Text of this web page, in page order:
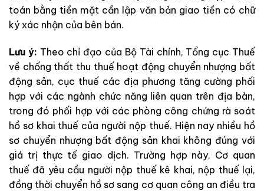
toán bằng tiền mặt cần lập văn bản giao tiền có chữ
ký xác nhận của bên bán.
Lưu ý: Theo chỉ đạo của Bộ Tài chính, Tổng cục Thuế
về chống thất thu thuế hoạt động chuyển nhượng bất
động sản, cục thuế các địa phương tăng cường phối
hợp với các ngành chức năng liên quan trên địa bàn,
trong đó phối hợp với các phòng công chứng rà soát
hồ sơ khai thuế của người nộp thuế. Hiện nay nhiều hồ
sơ chuyển nhượng bất động sản khai không đúng với
giá trị thực tế giao dịch. Trường hợp này, Cơ quan
thuế đã yêu cầu người nộp thuế kê khai, nộp thuế lại,
đồng thời chuyển hồ sơ sang cơ quan công an điều tra